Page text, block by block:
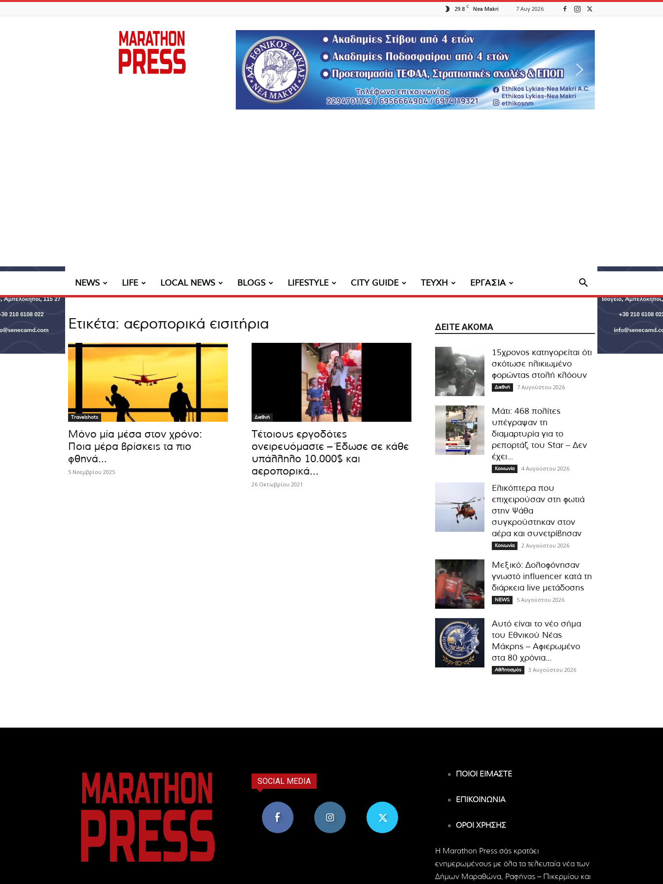
29.8 C Nea Makri 7 Αυγ 2026
Marathon
Press
NEWS LIFE LOCAL NEWS BLOGS LIFESTYLE CITY GUIDE ΤΕΥΧΗ ΕΡΓΑΣΙΑ
Ετικέτα: αεροπορικά εισιτήρια
Travelshots
Μόνο μία μέσα στον χρόνο:
Ποια μέρα βρίσκεις τα πιο
φθηνά...
5 Νοεμβρίου 2025
Διεθνή
Τέτοιους εργοδότες
ονειρευόμαστε – Έδωσε σε κάθε
υπάλληλο 10.000$ και
αεροπορικά...
26 Οκτωβρίου 2021
ΔΕΊΤΕ ΑΚΌΜΑ
15χρονος κατηγορείται ότι
σκότωσε ηλικιωμένο
φορώντας στολή κλόουν
Διεθνή 7 Αυγούστου 2026
Μάτι: 468 πολίτες
υπέγραψαν τη
διαμαρτυρία για το
ρεπορτάζ του Star – Δεν
έχει...
Κοινωνία 4 Αυγούστου 2026
Ελικόπτερα που
επιχειρούσαν στη φωτιά
στην Ψάθα
συγκρούστηκαν στον
αέρα και συνετρίβησαν
Κοινωνία 2 Αυγούστου 2026
Μεξικό: Δολοφόνησαν
γνωστό influencer κατά τη
διάρκεια live μετάδοσης
NEWS 5 Αυγούστου 2026
Αυτό είναι το νέο σήμα
του Εθνικού Νέας
Μάκρης – Αφιερωμένο
στα 80 χρόνια...
Αθλητισμός 3 Αυγούστου 2026
SOCIAL MEDIA
ΠΟΙΟΙ ΕΙΜΑΣΤΕ
ΕΠΙΚΟΙΝΩΝΙΑ
ΟΡΟΙ ΧΡΗΣΗΣ
H Marathon Press σάς κρατάει
ενημερωμένους με όλα τα τελευταία νέα των
Δήμων Μαραθώνα, Ραφήνας – Πικερμίου και